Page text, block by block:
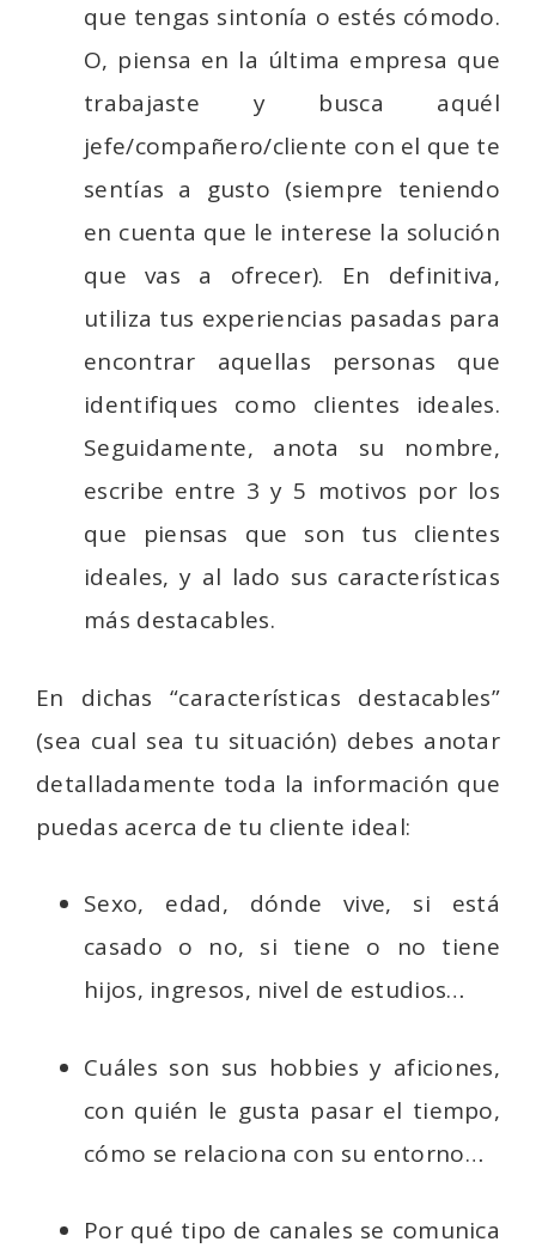
que tengas sintonía o estés cómodo.
O, piensa en la última empresa que
trabajaste y busca aquél
jefe/compañero/cliente con el que te
sentías a gusto (siempre teniendo
en cuenta que le interese la solución
que vas a ofrecer). En definitiva,
utiliza tus experiencias pasadas para
encontrar aquellas personas que
identifiques como clientes ideales.
Seguidamente, anota su nombre,
escribe entre 3 y 5 motivos por los
que piensas que son tus clientes
ideales, y al lado sus características
más destacables.
En dichas “características destacables”
(sea cual sea tu situación) debes anotar
detalladamente toda la información que
puedas acerca de tu cliente ideal:
Sexo, edad, dónde vive, si está
casado o no, si tiene o no tiene
hijos, ingresos, nivel de estudios…
Cuáles son sus hobbies y aficiones,
con quién le gusta pasar el tiempo,
cómo se relaciona con su entorno…
Por qué tipo de canales se comunica